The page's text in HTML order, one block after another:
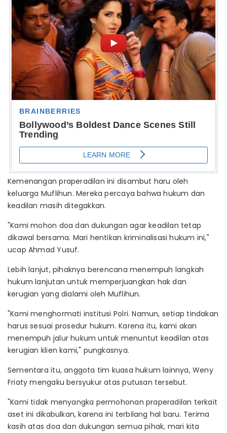
Kemenangan praperadilan ini disambut haru oleh
keluarga Muflihun. Mereka percaya bahwa hukum dan
keadilan masih ditegakkan.
"Kami mohon doa dan dukungan agar keadilan tetap
dikawal bersama. Mari hentikan kriminalisasi hukum ini,"
ucap Ahmad Yusuf.
Lebih lanjut, pihaknya berencana menempuh langkah
hukum lanjutan untuk memperjuangkan hak dan
kerugian yang dialami oleh Muflihun.
"Kami menghormati institusi Polri. Namun, setiap tindakan
harus sesuai prosedur hukum. Karena itu, kami akan
menempuh jalur hukum untuk menuntut keadilan atas
kerugian klien kami," pungkasnya.
Sementara itu, anggota tim kuasa hukum lainnya, Weny
Friaty mengaku bersyukur atas putusan tersebut.
"Kami tidak menyangka permohonan praperadilan terkait
aset ini dikabulkan, karena ini terbilang hal baru. Terima
kasih atas doa dan dukungan semua pihak, mari kita